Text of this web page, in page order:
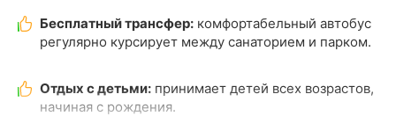
Бесплатный трансфер: комфортабельный автобус
регулярно курсирует между санаторием и парком.
Отдых с детьми: принимает детей всех возрастов,
начиная с рождения.